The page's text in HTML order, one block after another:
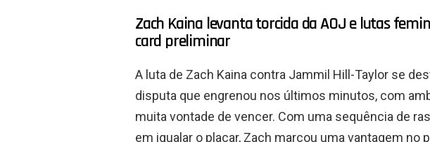
Zach Kaina levanta torcida da AOJ e lutas
card preliminar
A luta de Zach Kaina contra Jammil Hill-Taylor se
disputa que engrenou nos últimos minutos, com
muita vontade de vencer. Com uma sequência de
em igualar o placar, Zach marcou uma vantagem no